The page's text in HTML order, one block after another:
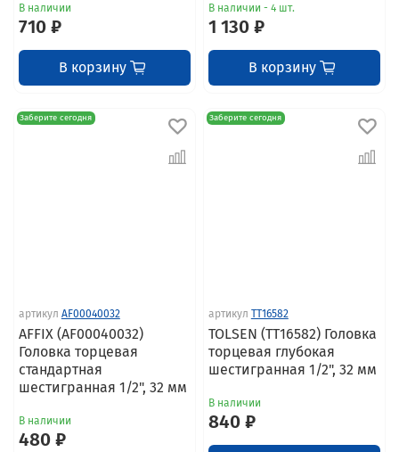
В наличии
710 ₽
В корзину
В наличии - 4 шт.
1 130 ₽
В корзину
Заберите сегодня
артикул AF00040032
AFFIX (AF00040032)
Головка торцевая
стандартная
шестигранная 1/2", 32 мм
В наличии
480 ₽
Заберите сегодня
артикул TT16582
TOLSEN (TT16582) Головка
торцевая глубокая
шестигранная 1/2", 32 мм
В наличии
840 ₽